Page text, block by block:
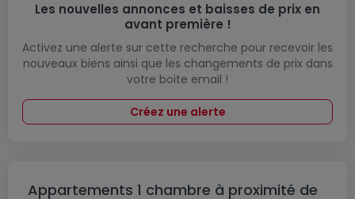
Les nouvelles annonces et baisses de prix en
avant première !
Activez une alerte sur cette recherche pour recevoir les
nouveaux biens ainsi que les changements de prix dans
votre boite email !
Créez une alerte
Appartements 1 chambre à proximité de